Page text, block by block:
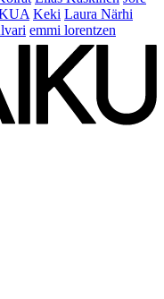
Keki Laura Närhi
emmi lorentzen